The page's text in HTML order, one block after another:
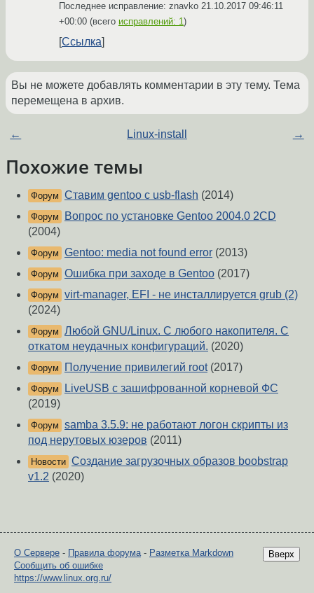
Последнее исправление: znavko 21.10.2017 09:46:11
+00:00 (всего исправлений: 1)
Ссылка
Вы не можете добавлять комментарии в эту тему. Тема
перемещена в архив.
← Linux-install →
Похожие темы
Форум Ставим gentoo с usb-flash (2014)
Форум
Вопрос по установке Gentoo 2004.0 2CD
(2004)
Форум Gentoo: media not found error (2013)
Форум Ошибка при заходе в Gentoo (2017)
Форум virt-manager, EFI - не инсталлируется grub (2)
(2024)
Форум Любой GNU/Linux. С любого накопителя. С
откатом неудачных конфигураций. (2020)
Форум Получение привилегий root(2017)
Форум
LiveUSB с зашифрованной корневой ФС
(2019)
Форум samba 3.5.9: не работают логон скрипты из
под нерутовых юзеров (2011)
Новости Создание загрузочных образов boobstrap
v1.2 (2020)
Вверх
О Сервере - Правила форума- Разметка Markdown
Сообщить об ошибке
https://www.linux.org.ru/